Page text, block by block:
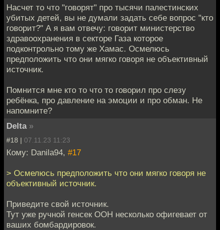
Насчет то что "говорят" про тысячи палестинских
убитых детей, вы не думали задать себе вопрос "кто
говорит?" А я вам отвечу: говорит министерство
здравоохранения в секторе Газа которое
подконтрольно тому же Хамас. Осмелюсь
предположить что они мягко говоря не объективный
источник.
Помнится мне кто то что то говорил про слезу
ребёнка, про давление на эмоции и про обман. Не
напомните?
Delta »
#18 | 07.11.23 11:23
Кому: Danila94, #17
> Осмелюсь предположить что они мягко говоря не
объективный источник.
Приведите свой источник.
Тут уже ручной генсек ООН несколько офигевает от
ваших бомбардировок.